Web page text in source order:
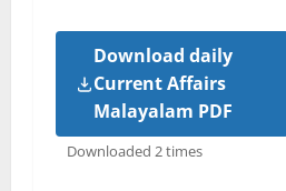
Download daily
Current Affairs
Malayalam PDF
Downloaded 2 times